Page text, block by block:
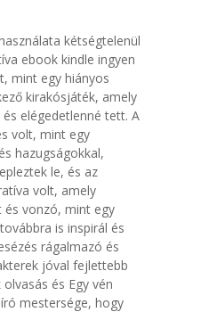
kétségtelenül
ebook kindle ingyen
mint egy hiányos
kirakósjáték, amely
elégedetlenné tett. A
volt, mint egy
hazugságokkal,
le, és az
volt, amely
vonzó, mint egy
is inspirál és
rágalmazó és
jóval fejlettebb
és Egy vén
mestersége, hogy